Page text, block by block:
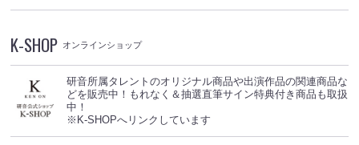
K-SHOP オンラインショップ
研音所属タレントのオリジナル商品や出演作品の関連商品な
どを販売中！もれなく＆抽選直筆サイン特典付き商品も取扱
中！
※K-SHOPへリンクしています